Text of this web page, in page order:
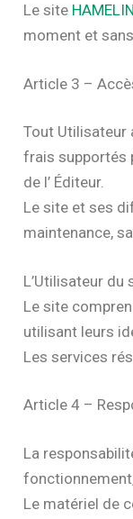
Le site
moment et
Article 3 –
Tout Utilisateur
frais supportés
de l’ Éditeur.
Le site et ses
maintenance,
L’Utilisateur du
Le site
utilisant leurs
Les services
Article 4 –
La
Le matériel de